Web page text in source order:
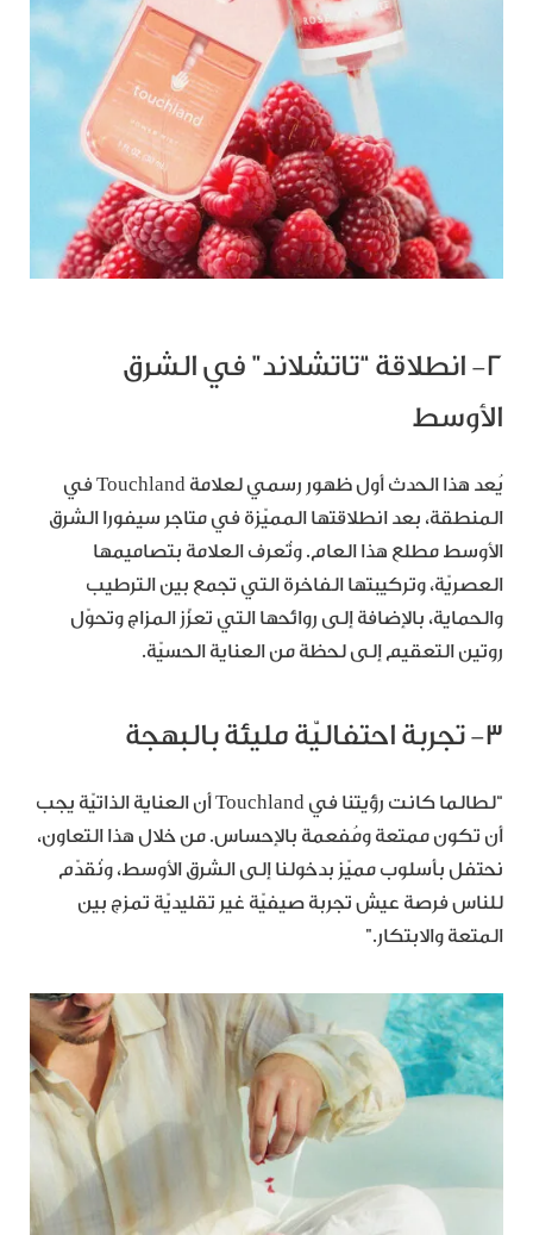
٢- انطلاقة “تاتشلاند” في الشرق
الأوسط
يُعد هذا الحدث أول ظهور رسمي لعلامة Touchland في
المنطقة، بعد انطلاقتها المميّزة في متاجر سيفورا الشرق
الأوسط مطلع هذا العام. وتُعرف العلامة بتصاميمها
العصريّة، وتركيبتها الفاخرة التي تجمع بين الترطيب
والحماية، بالإضافة إلى روائحها التي تعزّز المزاج وتحوّل
روتين التعقيم إلى لحظة من العناية الحسيّة.
٣- تجربة احتفاليّة مليئة بالبهجة
“لطالما كانت رؤيتنا في Touchland أن العناية الذاتيّة يجب
أن تكون ممتعة ومُفعمة بالإحساس. من خلال هذا التعاون،
نحتفل بأسلوب مميّز بدخولنا إلى الشرق الأوسط، ونُقدّم
للناس فرصة عيش تجربة صيفيّة غير تقليديّة تمزج بين
المتعة والابتكار.”